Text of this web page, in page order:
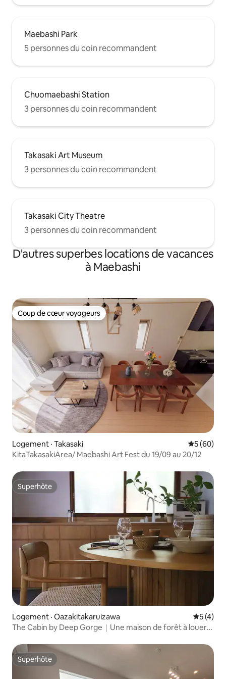
Maebashi Park
5 personnes du coin recommandent
Chuomaebashi Station
3 personnes du coin recommandent
Takasaki Art Museum
3 personnes du coin recommandent
Takasaki City Theatre
3 personnes du coin recommandent
D'autres superbes locations de vacances
à Maebashi
Coup de cœur voyageurs
Coup de cœur voyageurs
Logement · Takasaki Note
5 (60)
KitaTakasakiArea/ Maebashi Art Fest du 19/09 au 20/12
Superhôte
Superhôte
Logement · Oazakitakaruizawa Note
5 (4)
The Cabin by Deep Gorge｜Une maison de forêt à louer
Superhôte
Superhôte